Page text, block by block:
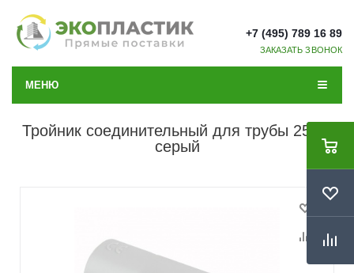
+7 (495) 789 16 89
ЗАКАЗАТЬ ЗВОНОК
МЕНЮ
Тройник соединительный для трубы 25мм
серый